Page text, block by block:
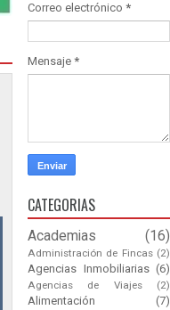
Correo electrónico *
Mensaje *
CATEGORIAS
Academias (16)
Administración de Fincas (2)
Agencias Inmobiliarias (6)
Agencias de Viajes (2)
Alimentación (7)